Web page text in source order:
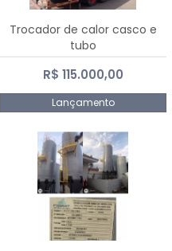
Trocador de calor casco e
tubo
R$ 115.000,00
Lançamento